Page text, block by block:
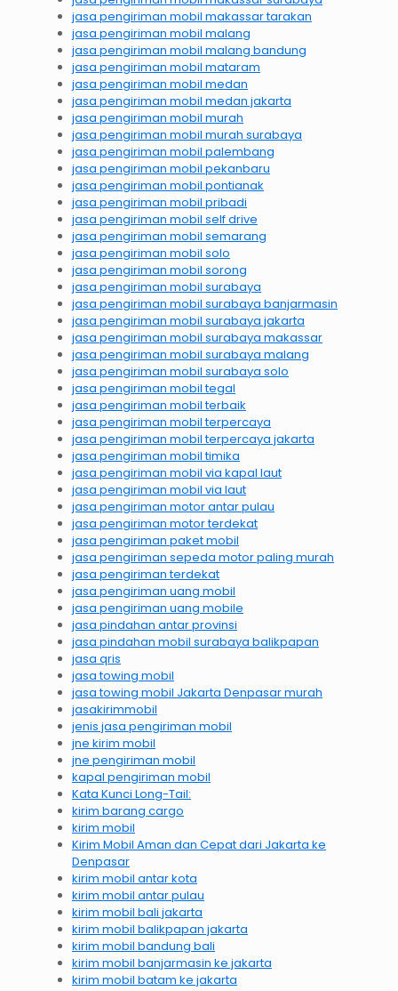
jasa pengiriman mobil makassar tarakan
jasa pengiriman mobil malang
jasa pengiriman mobil malang bandung
jasa pengiriman mobil mataram
jasa pengiriman mobil medan
jasa pengiriman mobil medan jakarta
jasa pengiriman mobil murah
jasa pengiriman mobil murah surabaya
jasa pengiriman mobil palembang
jasa pengiriman mobil pekanbaru
jasa pengiriman mobil pontianak
jasa pengiriman mobil pribadi
jasa pengiriman mobil self drive
jasa pengiriman mobil semarang
jasa pengiriman mobil solo
jasa pengiriman mobil sorong
jasa pengiriman mobil surabaya
jasa pengiriman mobil surabaya banjarmasin
jasa pengiriman mobil surabaya jakarta
jasa pengiriman mobil surabaya makassar
jasa pengiriman mobil surabaya malang
jasa pengiriman mobil surabaya solo
jasa pengiriman mobil tegal
jasa pengiriman mobil terbaik
jasa pengiriman mobil terpercaya
jasa pengiriman mobil terpercaya jakarta
jasa pengiriman mobil timika
jasa pengiriman mobil via kapal laut
jasa pengiriman mobil via laut
jasa pengiriman motor antar pulau
jasa pengiriman motor terdekat
jasa pengiriman paket mobil
jasa pengiriman sepeda motor paling murah
jasa pengiriman terdekat
jasa pengiriman uang mobil
jasa pengiriman uang mobile
jasa pindahan antar provinsi
jasa pindahan mobil surabaya balikpapan
jasa qris
jasa towing mobil
jasa towing mobil Jakarta Denpasar murah
jasakirimmobil
jenis jasa pengiriman mobil
jne kirim mobil
jne pengiriman mobil
kapal pengiriman mobil
Kata Kunci Long-Tail:
kirim barang cargo
kirim mobil
Kirim Mobil Aman dan Cepat dari Jakarta ke
Denpasar
kirim mobil antar kota
kirim mobil antar pulau
kirim mobil bali jakarta
kirim mobil balikpapan jakarta
kirim mobil bandung bali
kirim mobil banjarmasin ke jakarta
kirim mobil batam ke jakarta